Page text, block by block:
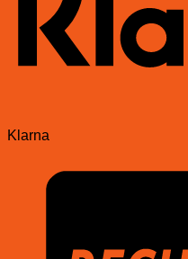
Klarna